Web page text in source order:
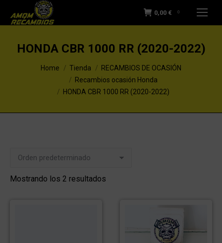
0,00 € 0
HONDA CBR 1000 RR (2020-2022)
You are here:Home Tienda
RECAMBIOS DE OCASIÓN
Recambios ocasión Honda
HONDA CBR 1000 RR (2020-2022)
Mostrando los 2 resultados